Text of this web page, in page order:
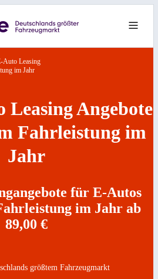
Auto Leasing
im Jahr
Leasing Angebote
Fahrleistung im
Jahr
für E-Autos
im Jahr ab
89,00 €
größtem Fahrzeugmarkt